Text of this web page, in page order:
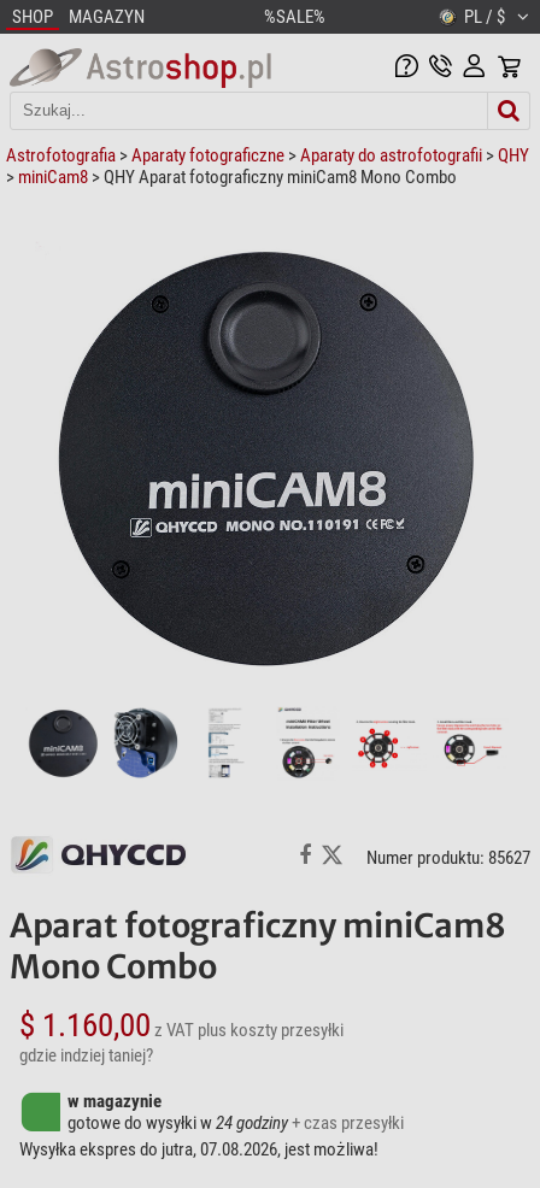
SHOP MAGAZYN %SALE% PL / $
Astrofotografia >Aparaty fotograficzne >Aparaty do astrofotografii >QHY
> miniCam8 > QHY Aparat fotograficzny miniCam8 Mono Combo
Numer produktu: 85627
Aparat fotograficzny miniCam8
Mono Combo
$ 1.160,00 z VAT plus koszty przesyłki
gdzie indziej taniej?
w magazynie
gotowe do wysyłki w24 godziny+ czas przesyłki
Wysyłka ekspres do jutra, 07.08.2026, jest możliwa!